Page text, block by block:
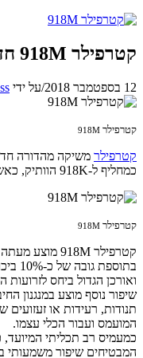
קטרפילר 918M חדש
12 בספטמבר 2018 /על ידי
קטרפילר 918M
קטרפילר משיקה מהדורה
כמחליף ל-918K הוותיק, כאשר עיקר החדשות הן באבזור עשיר יותר ובאופציות נוספות אותן ניתן להזמין עם הכלי, לטובת התייעלות, תפוקה גבוהה יותר והתאמה למגוון משימות רחב יותר.
קטרפילר 918M
ואורכן הגדול ביחס
שיפור נוסף מוצע במנגנון
תנודות, רעידות או
המועמס ועבור הכלי עצמו.